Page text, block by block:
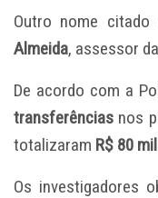
Outro nome
Almeida, assessor
De acordo com a
transferências nos
totalizaram R$ 80 mil
Os investigadores